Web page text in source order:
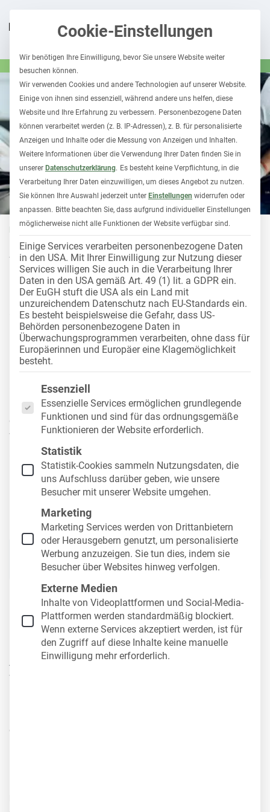
FUHRPARK 1X1 23. August 2023
Werkstatt Checkliste:
Kriterien, die Sie beachten
sollten
Erfolgreiches Fuhrparkmanagement erfordert nicht
nur eine strategische Fahrzeugauswahl, sondern
auch eine die sorgfältige Wartung, Reparatur und
Instandhaltung des Fuhrparks. Besonders
entscheidend ist hier die Wahl der richtigen
Werkstatt. Denn sowohl im Hinblick auf die Preise
als auch auf die Qualität, lassen sich oft deutliche
Unterschiede feststellen. Mithilfe unserer Werkstatt-
Checkliste zeigen wir, auf welche wesentlichen
Inhalt
1. Werkstätten vergleichen
Die Wahl der richtigen Werkstatt kann viel Zeit in
Anspruch nehmen. Doch der Vergleich der
Werkstätten zahlt sich aus. Insbesondere bei den
entscheiden, sondern vielmehr das beste
Cookie-Einstellungen
Wir benötigen Ihre Einwilligung, bevor Sie unsere Website weiter
besuchen können.
Wir verwenden Cookies und andere Technologien auf unserer Website.
Einige von ihnen sind essenziell, während andere uns helfen, diese
Website und Ihre Erfahrung zu verbessern. Personenbezogene Daten
können verarbeitet werden (z. B. IP-Adressen), z. B. für personalisierte
Anzeigen und Inhalte oder die Messung von Anzeigen und Inhalten.
Weitere Informationen über die Verwendung Ihrer Daten finden Sie in
unserer Datenschutzerklärung. Es besteht keine Verpflichtung, in die
Verarbeitung Ihrer Daten einzuwilligen, um dieses Angebot zu nutzen.
Sie können Ihre Auswahl jederzeit unter Einstellungen widerrufen oder
anpassen. Bitte beachten Sie, dass aufgrund individueller Einstellungen
möglicherweise nicht alle Funktionen der Website verfügbar sind.
Einige Services verarbeiten personenbezogene Daten
in den USA. Mit Ihrer Einwilligung zur Nutzung dieser
Services willigen Sie auch in die Verarbeitung Ihrer
Daten in den USA gemäß Art. 49 (1) lit. a GDPR ein.
Der EuGH stuft die USA als ein Land mit
unzureichendem Datenschutz nach EU-Standards ein.
Es besteht beispielsweise die Gefahr, dass US-
Behörden personenbezogene Daten in
Überwachungsprogrammen verarbeiten, ohne dass für
Europäerinnen und Europäer eine Klagemöglichkeit
besteht.
Es folgt eine Liste der Service-Gruppen, für die
Essenziell
Essenzielle Services ermöglichen grundlegende
Funktionen und sind für das ordnungsgemäße
Funktionieren der Website erforderlich.
Statistik
Statistik-Cookies sammeln Nutzungsdaten, die
uns Aufschluss darüber geben, wie unsere
Besucher mit unserer Website umgehen.
Marketing
Marketing Services werden von Drittanbietern
oder Herausgebern genutzt, um personalisierte
Werbung anzuzeigen. Sie tun dies, indem sie
Besucher über Websites hinweg verfolgen.
Externe Medien
Inhalte von Videoplattformen und Social-Media-
Plattformen werden standardmäßig blockiert.
Wenn externe Services akzeptiert werden, ist für
den Zugriff auf diese Inhalte keine manuelle
Einwilligung mehr erforderlich.